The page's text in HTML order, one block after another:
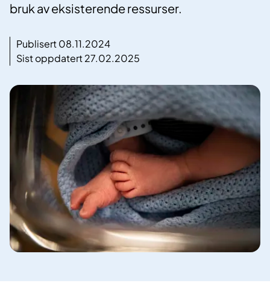
bruk av eksisterende ressurser.
Publisert 08.11.2024
Sist oppdatert 27.02.2025